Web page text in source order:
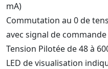
mA)
Commutation au 0 de
avec signal de
Tension Pilotée de 48 à
LED de visualisation